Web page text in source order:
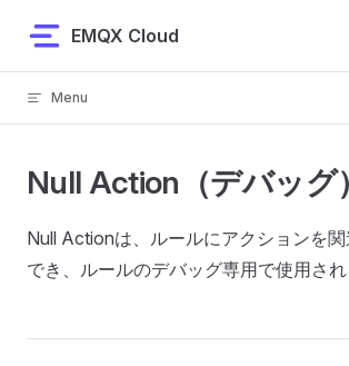
Skip to content
EMQX Cloud
Menu
Null Action（デバッグ）
Null Actionは、ルールにアクションを
でき、ルールのデバッグ専用で使用され